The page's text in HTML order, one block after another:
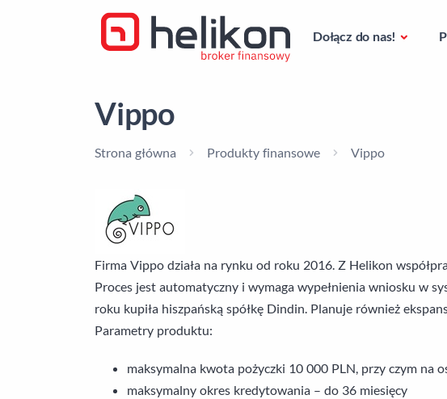
Dołącz do nas!
Vippo
Strona główna Produkty finansowe Vippo
Firma Vippo działa na rynku od roku 2016. Z Helikon
Proces jest automatyczny i wymaga wypełnienia wniosku w
roku kupiła hiszpańską spółkę Dindin. Planuje również
Parametry produktu:
maksymalna kwota pożyczki 10 000 PLN, przy czym na
maksymalny okres kredytowania – do 36 miesięcy